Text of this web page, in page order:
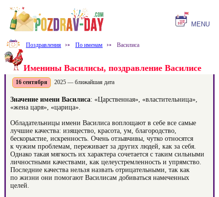
MENU
Поздравления ⤐ По именам ⤐ Василиса
Именины Василисы, поздравление Василисе
16 сентября 2025 — ближайшая дата
Значение имени Василиса: «Царственная», «властительница»,
«жена царя», «царица».
Обладательницы имени Василиса воплощают в себе все самые
лучшие качества: изящество, красота, ум, благородство,
бескорыстие, искренность. Очень отзывчивы, чутко относятся
к чужим проблемам, переживает за других людей, как за себя.
Однако такая мягкость их характера сочетается с таким сильными
личностными качествами, как целеустремленность и упрямство.
Последние качества нельзя назвать отрицательными, так как
по жизни они помогают Василисам добиваться намеченных
целей.